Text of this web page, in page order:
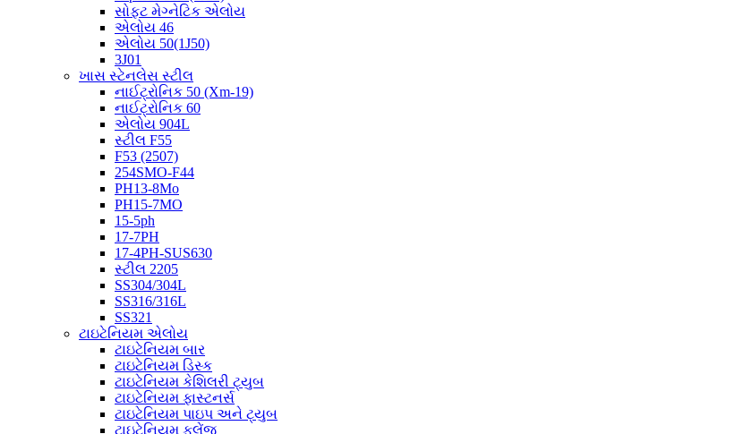
સોફ્ટ મેગ્નેટિક એલોય
એલોય 46
એલોય 50(1J50)
3J01
ખાસ સ્ટેનલેસ સ્ટીલ
નાઈટ્રોનિક 50 (Xm-19)
નાઈટ્રોનિક 60
એલોય 904L
સ્ટીલ F55
F53 (2507)
254SMO-F44
PH13-8Mo
PH15-7MO
15-5ph
17-7PH
17-4PH-SUS630
સ્ટીલ 2205
SS304/304L
SS316/316L
SS321
ટાઇટેનિયમ એલોય
ટાઇટેનિયમ બાર
ટાઇટેનિયમ ડિસ્ક
ટાઇટેનિયમ કેશિલરી ટ્યુબ
ટાઇટેનિયમ ફાસ્ટનર્સ
ટાઇટેનિયમ પાઇપ અને ટ્યુબ
ટાઇટેનિયમ ફ્લેંજ